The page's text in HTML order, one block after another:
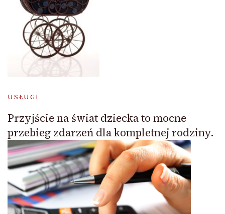
USŁUGI
Przyjście na świat dziecka to mocne
przebieg zdarzeń dla kompletnej rodziny.